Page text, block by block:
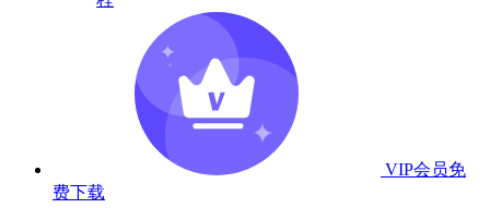
VIP会员免
费下载